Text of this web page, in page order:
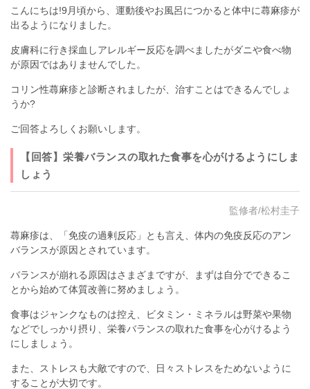
こんにちは!9月頃から、運動後やお風呂につかると体中に蕁麻疹が
出るようになりました。
皮膚科に行き採血しアレルギー反応を調べましたがダニや食べ物
が原因ではありませんでした。
コリン性蕁麻疹と診断されましたが、治すことはできるんでしょ
うか?
ご回答よろしくお願いします。
【回答】栄養バランスの取れた食事を心がけるようにしま
しょう
監修者/松村圭子
蕁麻疹は、「免疫の過剰反応」とも言え、体内の免疫反応のアン
バランスが原因とされています。
バランスが崩れる原因はさまざまですが、まずは自分でできるこ
とから始めて体質改善に努めましょう。
食事はジャンクなものは控え、ビタミン・ミネラルは野菜や果物
などでしっかり摂り、栄養バランスの取れた食事を心がけるよう
にしましょう。
また、ストレスも大敵ですので、日々ストレスをためないように
することが大切です。